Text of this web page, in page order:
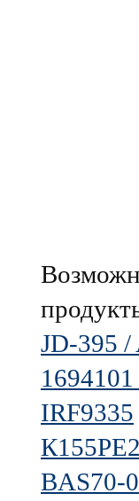
JD-395
IRF9335
BAS70-